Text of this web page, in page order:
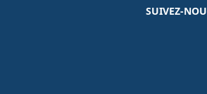
SUIVEZ-